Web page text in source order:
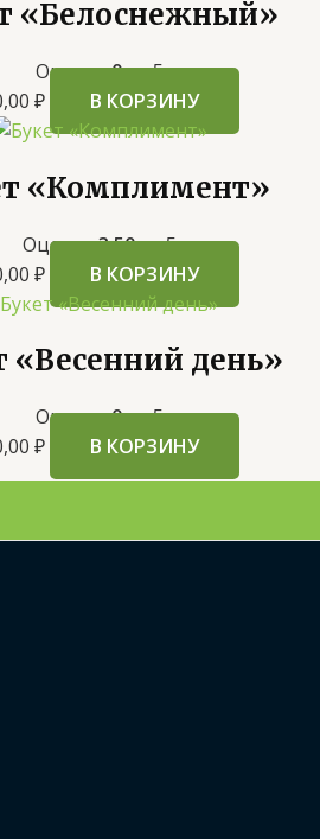
«Белоснежный»
Оценка0из 5
₽ В КОРЗИНУ
«Комплимент»
Оценка3.50из 5
₽ В КОРЗИНУ
«Весенний день»
Оценка0из 5
₽ В КОРЗИНУ